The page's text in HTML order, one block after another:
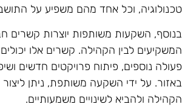
וכל אחד מהם משפיע על
השקעות משותפות יוצרות קשרים
לבין הקהילה. קשרים אלו יכולים
נוספים, פיתוח פרויקטים חדשים
על ידי השקעה משותפת, ניתן
ולהביא לשינויים משמעותיים.